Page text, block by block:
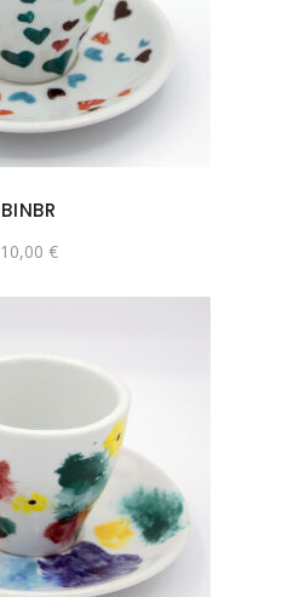
BINBR
10,00 €